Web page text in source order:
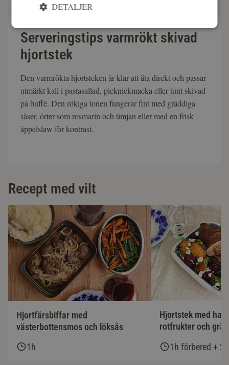
Serveringstips varmrökt skivad
hjortstek
Den varmrökta hjortsteken är klar att äta direkt och passar
utmärkt kall i pastasallad, picknickmacka eller tunt skivad
på buffé. Den rökiga tonen fungerar fint med gräddiga
såser, örter som rosmarin och timjan eller med en frisk
äppelslaw för kontrast.
Recept med vilt
Hjortfärsbiffar med
västerbottensmos och löksås
1h
Hjortstek med
rotfrukter och
1h förbered +
DETALJER